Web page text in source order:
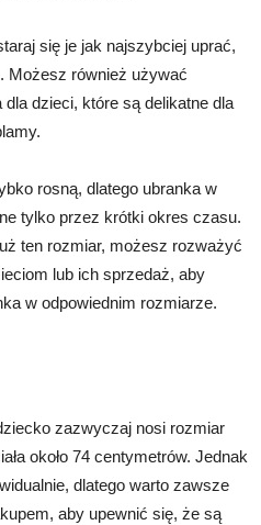
się je jak najszybciej uprać,
Możesz również używać
dzieci, które są delikatne dla
rosną, dlatego ubranka w
tylko przez krótki okres czasu.
ten rozmiar, możesz rozważyć
lub ich sprzedaż, aby
w odpowiednim rozmiarze.
zazwyczaj nosi rozmiar
około 74 centymetrów. Jednak
dlatego warto zawsze
aby upewnić się, że są